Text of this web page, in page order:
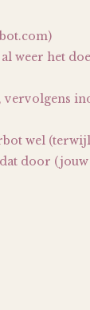
weer het
vervolgens
wel
door